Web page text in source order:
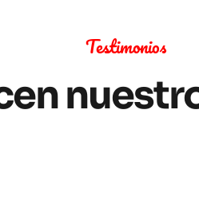
Testimonios